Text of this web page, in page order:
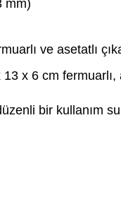
mm)
ve asetatlı
x 6 cm fermuarlı,
bir kullanım